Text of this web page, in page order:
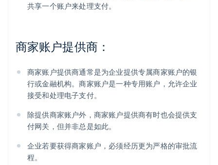
共享一个账户来处理支付。
商家账户提供商：
商家账户提供商通常是为企业提供专属商家账户的银
行或金融机构。商家账户是一种专用账户，允许企业
接受和处理电子支付。
除提供商家账户外，商家账户提供商有时也会提供支
付网关，但并非总是如此。
企业若要获得商家账户，必须经历更为严格的审批流
程。